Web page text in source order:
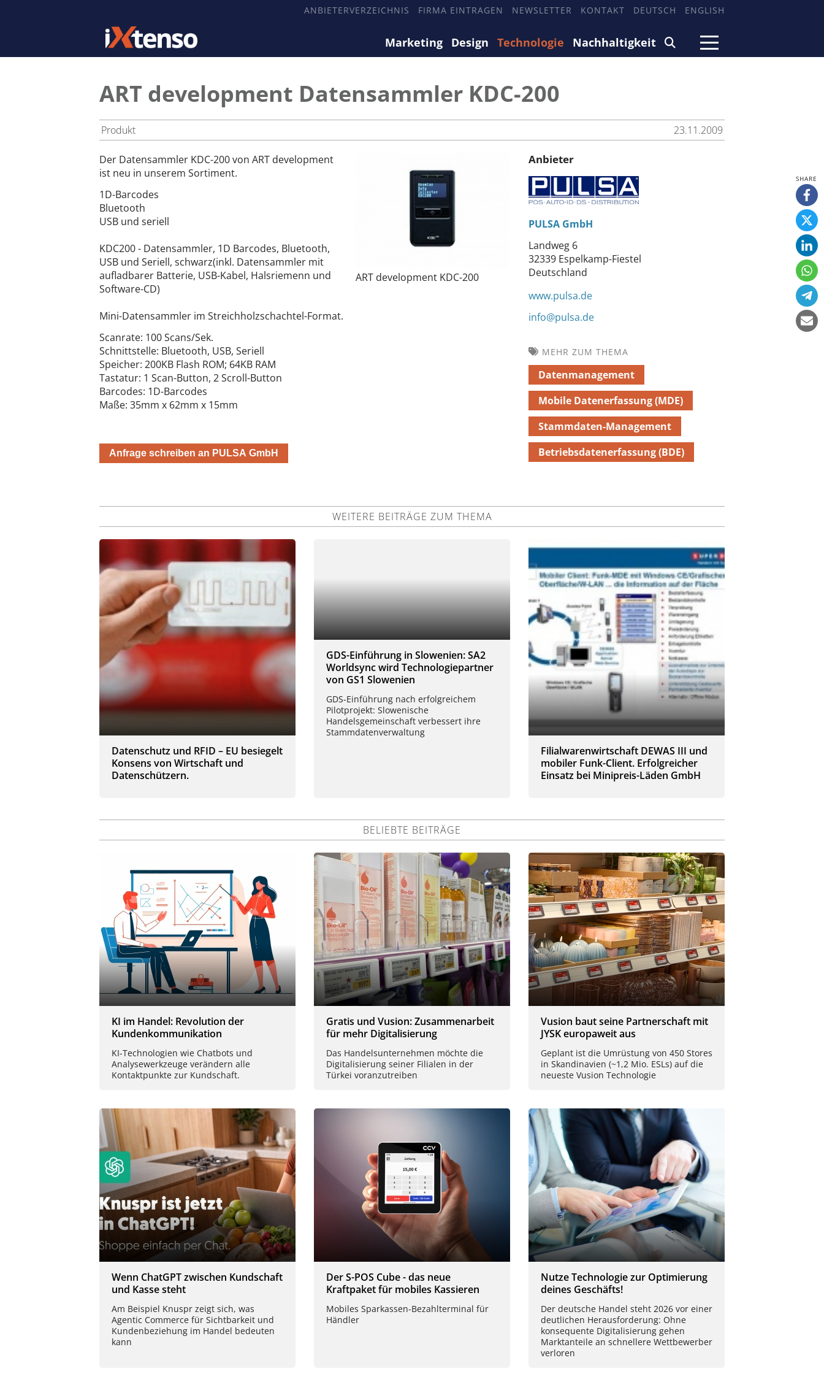
ANBIETERVERZEICHNIS FIRMA EINTRAGEN NEWSLETTER KONTAKT DEUTSCH ENGLISH
Marketing Design Technologie Nachhaltigkeit
ART development Datensammler KDC-200
Produkt 23.11.2009
ART development KDC-200
Der Datensammler KDC-200 von ART development
ist neu in unserem Sortiment.
1D-Barcodes
Bluetooth
USB und seriell
KDC200 - Datensammler, 1D Barcodes, Bluetooth,
USB und Seriell, schwarz(inkl. Datensammler mit
aufladbarer Batterie, USB-Kabel, Halsriemenn und
Software-CD)
Mini-Datensammler im Streichholzschachtel-Format.
Scanrate: 100 Scans/Sek.
Schnittstelle: Bluetooth, USB, Seriell
Speicher: 200KB Flash ROM; 64KB RAM
Tastatur: 1 Scan-Button, 2 Scroll-Button
Barcodes: 1D-Barcodes
Maße: 35mm x 62mm x 15mm
Anfrage schreiben an PULSA GmbH
Anbieter
PULSA GmbH
Landweg 6
32339 Espelkamp-Fiestel
Deutschland
www.pulsa.de
info@pulsa.de
MEHR ZUM THEMA
Datenmanagement
Mobile Datenerfassung (MDE)
Stammdaten-Management
Betriebsdatenerfassung (BDE)
WEITERE BEITRÄGE ZUM THEMA
Datenschutz und RFID – EU besiegelt
Konsens von Wirtschaft und
Datenschützern.
GDS-Einführung in Slowenien: SA2
Worldsync wird Technologiepartner
von GS1 Slowenien
GDS-Einführung nach erfolgreichem
Pilotprojekt: Slowenische
Handelsgemeinschaft verbessert ihre
Stammdatenverwaltung
Filialwarenwirtschaft DEWAS III und
mobiler Funk-Client. Erfolgreicher
Einsatz bei Minipreis-Läden GmbH
BELIEBTE BEITRÄGE
KI im Handel: Revolution der
Kundenkommunikation
KI-Technologien wie Chatbots und
Analysewerkzeuge verändern alle
Kontaktpunkte zur Kundschaft.
Gratis und Vusion: Zusammenarbeit
für mehr Digitalisierung
Das Handelsunternehmen möchte die
Digitalisierung seiner Filialen in der
Türkei voranzutreiben
Vusion baut seine Partnerschaft mit
JYSK europaweit aus
Geplant ist die Umrüstung von 450 Stores
in Skandinavien (~1,2 Mio. ESLs) auf die
neueste Vusion Technologie
Wenn ChatGPT zwischen Kundschaft
und Kasse steht
Am Beispiel Knuspr zeigt sich, was
Agentic Commerce für Sichtbarkeit und
Kundenbeziehung im Handel bedeuten
kann
Der S-POS Cube - das neue
Kraftpaket für mobiles Kassieren
Mobiles Sparkassen-Bezahlterminal für
Händler
Nutze Technologie zur Optimierung
deines Geschäfts!
Der deutsche Handel steht 2026 vor einer
deutlichen Herausforderung: Ohne
konsequente Digitalisierung gehen
Marktanteile an schnellere Wettbewerber
verloren